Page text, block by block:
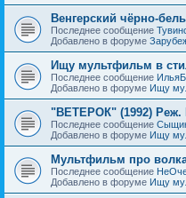
Венгерский чёрно-
Последнее сообщение
Добавлено в форуме
Ищу мультфильм в
Последнее сообщение ИльяБ
Добавлено в форуме Ищу
"ВЕТЕРОК" (1992) Реж.
Последнее сообщение
Добавлено в форуме Ищу
Мультфильм про
Последнее сообщение
Добавлено в форуме Ищу